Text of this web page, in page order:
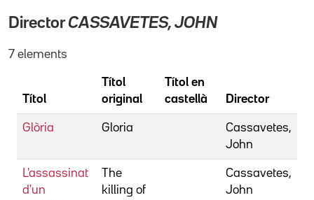
DirectorCASSAVETES, JOHN
7 elements
Títol
Títol
original
Títol en
castellà
Director
Glòria Gloria
Cassavetes,
John
L'assassinat
d'un
The
killing of
Cassavetes,
John